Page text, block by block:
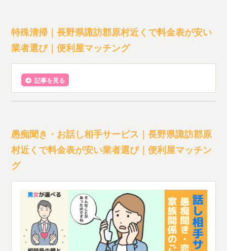
特殊清掃｜長野県諏訪郡原村近くで料金表が安い
業者選び｜便利屋マッチング
記事を見る
愚痴聞き・お話し相手サービス｜長野県諏訪郡原
村近くで料金表が安い業者選び｜便利屋マッチン
グ